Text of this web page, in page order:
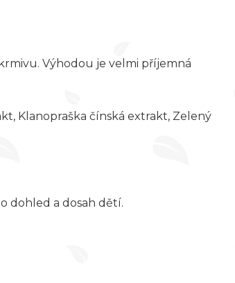
Výhodou je velmi příjemná
Klanopraška čínská extrakt, Zelený
dohled a dosah dětí.